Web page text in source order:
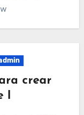
crear
I